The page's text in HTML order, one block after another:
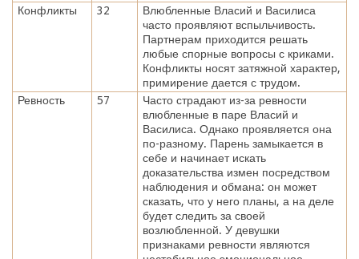
Конфликты
32
Влюбленные Власий и Василиса
часто проявляют вспыльчивость.
Партнерам приходится решать
любые спорные вопросы с криками.
Конфликты носят затяжной характер,
примирение дается с трудом.
Ревность
57
Часто страдают из-за ревности
влюбленные в паре Власий и
Василиса. Однако проявляется она
по-разному. Парень замыкается в
себе и начинает искать
доказательства измен посредством
наблюдения и обмана: он может
сказать, что у него планы, а на деле
будет следить за своей
возлюбленной. У девушки
признаками ревности являются